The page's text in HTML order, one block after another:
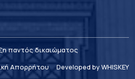
παντός δικαιώματος
Απορρήτου
Developed by WHISKEY